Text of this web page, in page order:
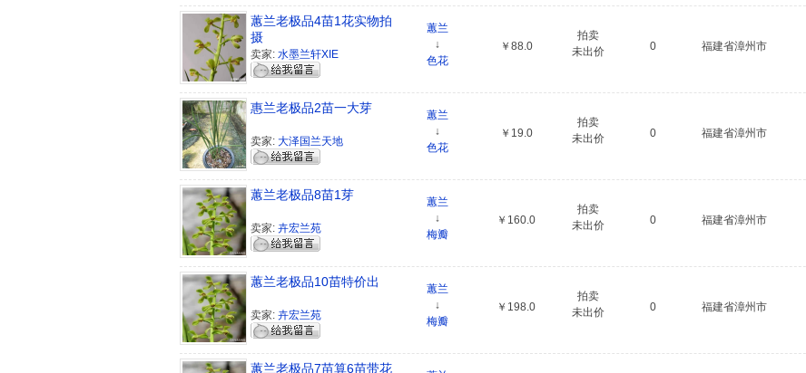
蕙兰老极品4苗1花实物拍
摄
卖家: 水墨兰轩XIE
蕙兰
↓
色花
￥88.0
拍卖
未出价
0 福建省漳州市
惠兰老极品2苗一大芽
卖家: 大泽国兰天地
蕙兰
↓
色花
￥19.0
拍卖
未出价
0 福建省漳州市
蕙兰老极品8苗1芽
卖家: 卉宏兰苑
蕙兰
↓
梅瓣
￥160.0
拍卖
未出价
0 福建省漳州市
蕙兰老极品10苗特价出
卖家: 卉宏兰苑
蕙兰
↓
梅瓣
￥198.0
拍卖
未出价
0 福建省漳州市
蕙兰老极品7苗算6苗带花